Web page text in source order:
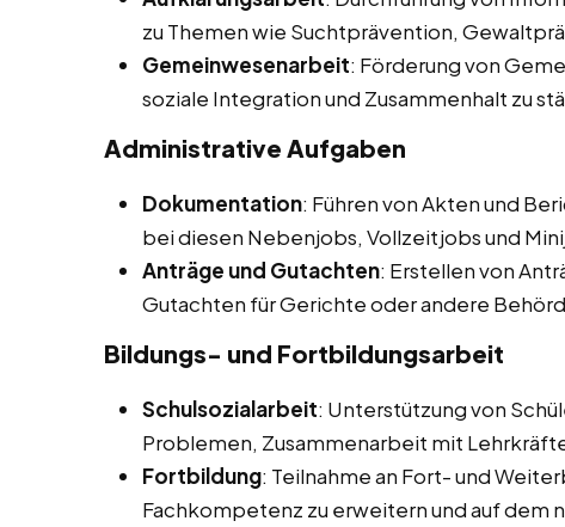
zu Themen wie Suchtprävention,
Gemeinwesenarbeit: Förderung von
soziale Integration und Zusammenhalt zu
Administrative Aufgaben
Dokumentation: Führen von Akten und
bei diesen Nebenjobs, Vollzeitjobs und
Anträge und Gutachten: Erstellen von
Gutachten für Gerichte oder andere
Bildungs- und Fortbildungsarbeit
Schulsozialarbeit: Unterstützung von
Problemen, Zusammenarbeit mit
Fortbildung: Teilnahme an Fort- und
Fachkompetenz zu erweitern und auf dem